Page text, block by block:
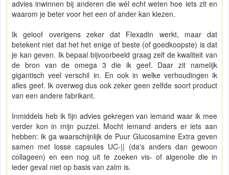
advies inwinnen bij anderen die wél echt weten hoe iets zit en
waarom je beter voor het een of ander kan kiezen.
Ik geloof overigens zeker dat Flexadin werkt, maar dat
betekent niet dat het het enige of beste (of goedkoopste) is dat
je kan geven. Ik bepaal bijvoorbeeld graag zelf de kwaliteit van
de bron van de omega 3 die ik geef. Daar zit namelijk
gigantisch veel verschil in. En ook in welke verhoudingen ik
alles geef. Ik overweg dus ook zeker geen zelfde soort product
van een andere fabrikant.
Inmiddels heb ik fijn advies gekregen van iemand waar ik mee
verder kon in mijn puzzel. Mocht iemand anders er iets aan
hebben: ik ga waarschijnlijk de Puur Glucosamine Extra geven
samen met losse capsules UC-|| (da's anders dan gewoon
collageen) en een nog uit te zoeken vis- of algenolie die in
ieder geval niet op basis van zalm is.